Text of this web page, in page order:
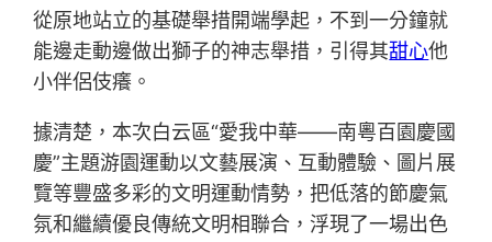
從原地站立的基礎舉措開端學起，不到一分鐘就
能邊走動邊做出獅子的神志舉措，引得其甜心他
小伴侶伎癢。
據清楚，本次白云區“愛我中華——南粵百園慶國
慶”主題游園運動以文藝展演、互動體驗、圖片展
覽等豐盛多彩的文明運動情勢，把低落的節慶氣
氛和繼續優良傳統文明相聯合，浮現了一場出色